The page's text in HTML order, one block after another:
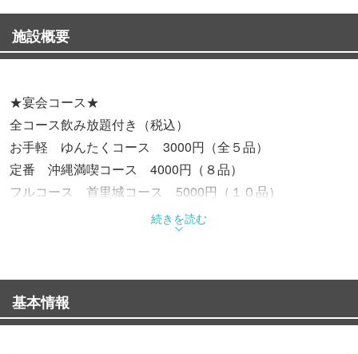
施設概要
★宴会コース★
全コース飲み放題付き（税込）
お手軽 ゆんたくコース 3000円（全５品）
定番 沖縄満喫コース 4000円（８品）
フルコース 首里城コース 5000円（１０品）
プレミアム飲み放題プラス600円
コース料理もグレードアップ！ご予約はお早めに！！
尚、ランチメニューも好評営業中！昼宴会もOK！
続きを読む
基本情報